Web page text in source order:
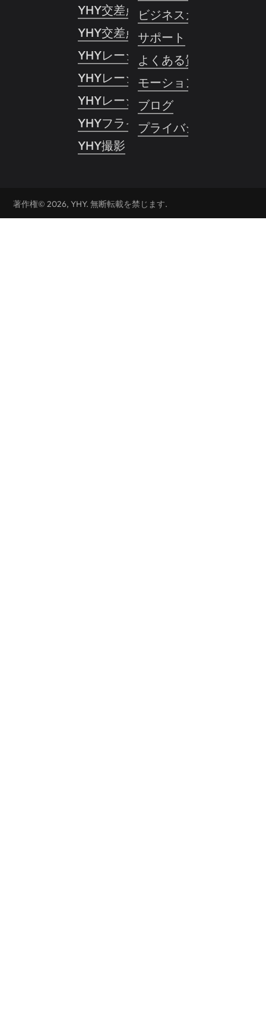
YHY交差点 2
YHY交差点 1
YHYレーシング
YHYレーシングVR
YHYレーシングプロ
YHYフライト
YHY撮影
ビジネスガイド
サポート
よくある質問
モーションコントロー
ブログ
プライバシーポリシー
著作権© 2026, YHY. 無断転載を禁じます.